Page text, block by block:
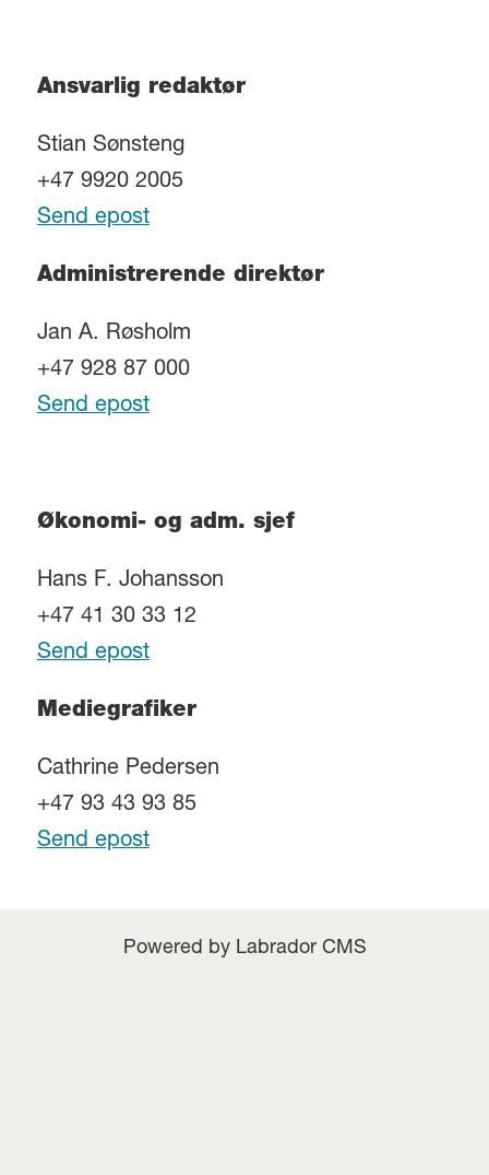
Ansvarlig redaktør
Stian Sønsteng
+47 9920 2005
Send epost
Administrerende direktør
Jan A. Røsholm
+47 928 87 000
Send epost
Økonomi- og adm. sjef
Hans F. Johansson
+47 41 30 33 12
Send epost
Mediegrafiker
Cathrine Pedersen
+47 93 43 93 85
Send epost
Powered by Labrador CMS